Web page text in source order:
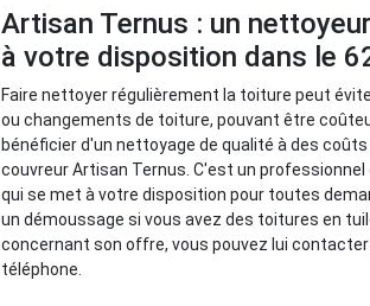
Artisan Ternus : un
à votre disposition dans le
Faire nettoyer régulièrement la toiture peut
ou changements de toiture, pouvant être
bénéficier d'un nettoyage de qualité à des
couvreur Artisan Ternus. C'est un
qui se met à votre disposition pour toutes
un démoussage si vous avez des toitures en
concernant son offre, vous pouvez lui contacter
téléphone.